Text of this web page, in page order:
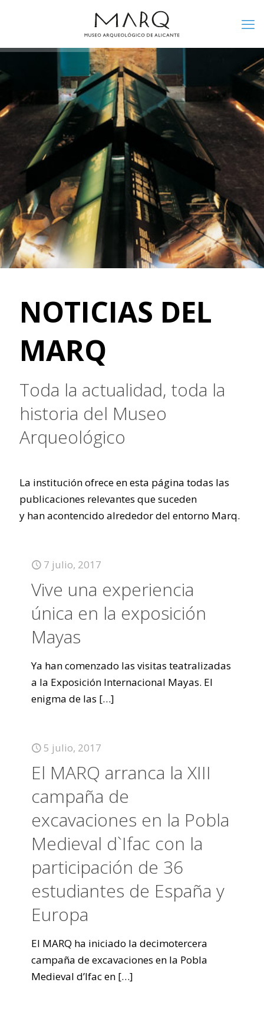
NOTICIAS DEL
MARQ
Toda la actualidad, toda la
historia del Museo
Arqueológico
La institución ofrece en esta página todas las
publicaciones relevantes que suceden
y han acontencido alrededor del entorno Marq.
7 julio, 2017
Vive una experiencia
única en la exposición
Mayas
Ya han comenzado las visitas teatralizadas
a la Exposición Internacional Mayas. El
enigma de las […]
5 julio, 2017
El MARQ arranca la XIII
campaña de
excavaciones en la Pobla
Medieval d`Ifac con la
participación de 36
estudiantes de España y
Europa
El MARQ ha iniciado la decimotercera
campaña de excavaciones en la Pobla
Medieval d’Ifac en […]